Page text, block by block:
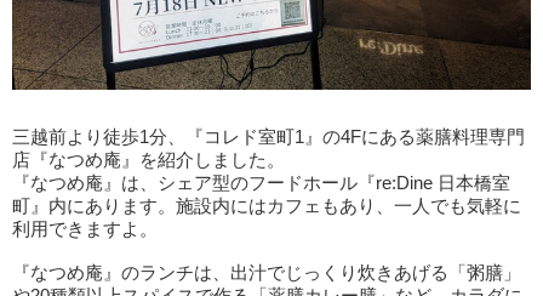
三越前より徒歩1分、『コレド室町1』の4Fにある薬膳料理専門
店『なつめ庵』を紹介しました。
『なつめ庵』は、シェア型のフードホール『re:Dine 日本橋室
町』内にあります。施設内にはカフェもあり、一人でも気軽に
利用できますよ。
『なつめ庵』のランチは、出汁でじっくり炊きあげる「粥膳」